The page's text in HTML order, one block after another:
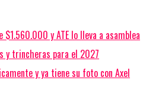
y ATE lo lleva a asamblea
y trincheras para el 2027
y ya tiene su foto con Axel